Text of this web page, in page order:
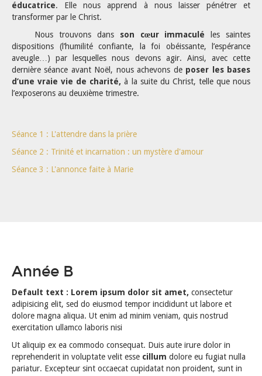
éducatrice. Elle nous apprend à nous laisser pénétrer et
transformer par le Christ.
Nous trouvons dans son cœur immaculé les saintes
dispositions (l’humilité confiante, la foi obéissante, l’espérance
aveugle…) par lesquelles nous devons agir. Ainsi, avec cette
dernière séance avant Noël, nous achevons de poser les bases
d’une vraie vie de charité, à la suite du Christ, telle que nous
l’exposerons au deuxième trimestre.
Séance 1 : L'attendre dans la prière
Séance 2 : Trinité et incarnation : un mystère d'amour
Séance 3 : L'annonce faite à Marie
Année B
Default text : Lorem ipsum dolor sit amet, consectetur
adipisicing elit, sed do eiusmod tempor incididunt ut labore et
dolore magna aliqua. Ut enim ad minim veniam, quis nostrud
exercitation ullamco laboris nisi
Ut aliquip ex ea commodo consequat. Duis aute irure dolor in
reprehenderit in voluptate velit esse cillum dolore eu fugiat nulla
pariatur. Excepteur sint occaecat cupidatat non proident, sunt in